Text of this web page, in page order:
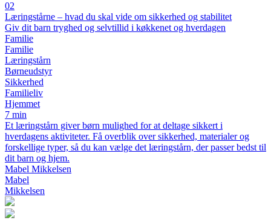
02
Læringstårne – hvad du skal vide om sikkerhed og stabilitet
Giv dit barn tryghed og selvtillid i køkkenet og hverdagen
Familie
Familie
Læringstårn
Børneudstyr
Sikkerhed
Familieliv
Hjemmet
7 min
Et læringstårn giver børn mulighed for at deltage sikkert i
hverdagens aktiviteter. Få overblik over sikkerhed, materialer og
forskellige typer, så du kan vælge det læringstårn, der passer bedst til
dit barn og hjem.
Mabel Mikkelsen
Mabel
Mikkelsen